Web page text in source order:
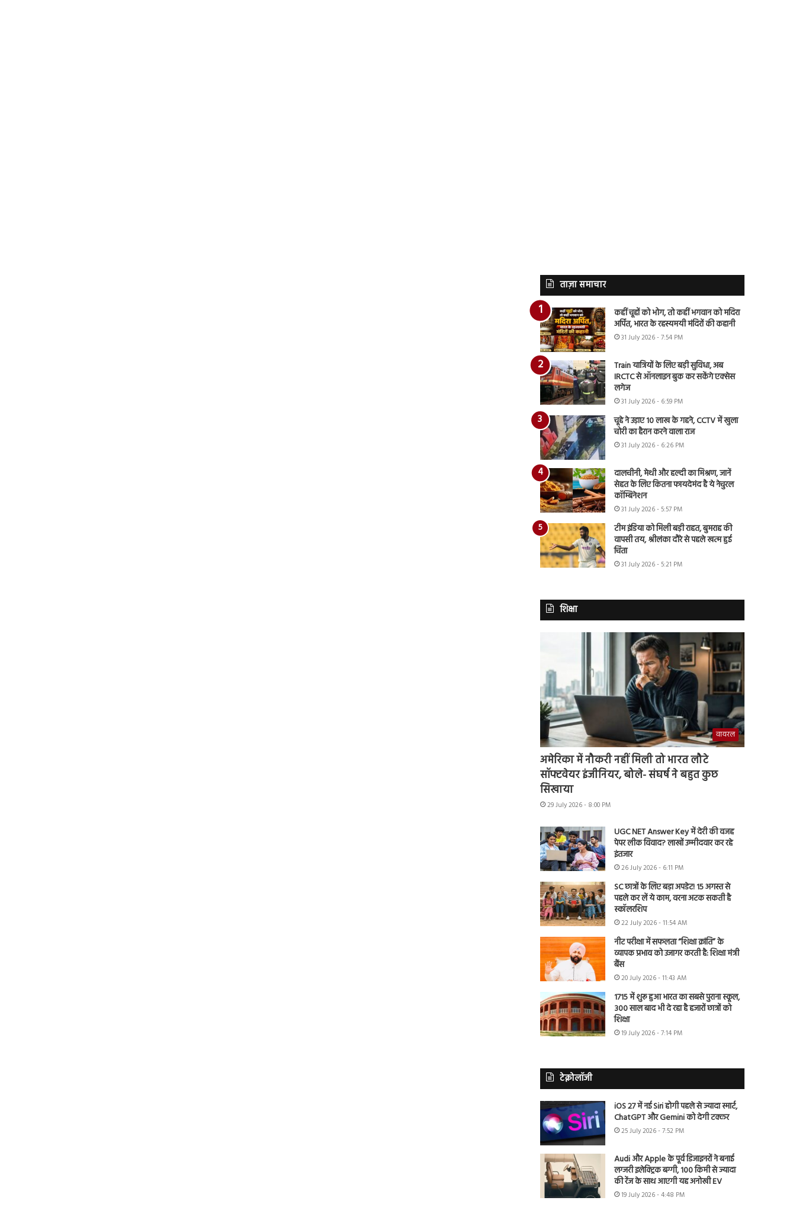
ताज़ा समाचार
कहीं चूहों को भोग, तो कहीं भगवान को मदिरा
अर्पित, भारत के रहस्यमयी मंदिरों की कहानी
31 July 2026 - 7:54 PM
Train यात्रियों के लिए बड़ी सुविधा, अब
IRCTC से ऑनलाइन बुक कर सकेंगे एक्सेस
लगेज
31 July 2026 - 6:59 PM
चूहे ने उड़ाए 10 लाख के गहने, CCTV में खुला
चोरी का हैरान करने वाला राज
31 July 2026 - 6:26 PM
दालचीनी, मेथी और हल्दी का मिश्रण, जानें
सेहत के लिए कितना फायदेमंद है ये नेचुरल
कॉम्बिनेशन
31 July 2026 - 5:57 PM
टीम इंडिया को मिली बड़ी राहत, बुमराह की
वापसी तय, श्रीलंका दौरे से पहले खत्म हुई
चिंता
31 July 2026 - 5:21 PM
शिक्षा
वायरल
अमेरिका में नौकरी नहीं मिली तो भारत लौटे
सॉफ्टवेयर इंजीनियर, बोले- संघर्ष ने बहुत कुछ
सिखाया
29 July 2026 - 8:00 PM
UGC NET Answer Key में देरी की वजह
पेपर लीक विवाद? लाखों उम्मीदवार कर रहे
इंतजार
26 July 2026 - 6:11 PM
SC छात्रों के लिए बड़ा अपडेट! 15 अगस्त से
पहले कर लें ये काम, वरना अटक सकती है
स्कॉलरशिप
22 July 2026 - 11:54 AM
नीट परीक्षा में सफलता “शिक्षा क्रांति” के
व्यापक प्रभाव को उजागर करती है: शिक्षा मंत्री
बैंस
20 July 2026 - 11:43 AM
1715 में शुरू हुआ भारत का सबसे पुराना स्कूल,
300 साल बाद भी दे रहा है हजारों छात्रों को
शिक्षा
19 July 2026 - 7:14 PM
टेक्नोलॉजी
iOS 27 में नई Siri होगी पहले से ज्यादा स्मार्ट,
ChatGPT और Gemini को देगी टक्कर
25 July 2026 - 7:52 PM
Audi और Apple के पूर्व डिजाइनरों ने बनाई
लग्जरी इलेक्ट्रिक बग्गी, 100 किमी से ज्यादा
की रेंज के साथ आएगी यह अनोखी EV
19 July 2026 - 4:48 PM